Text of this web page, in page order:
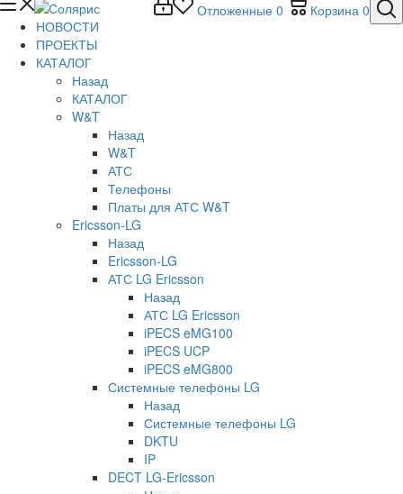
Отложенные 0 Корзина 0
НОВОСТИ
ПРОЕКТЫ
КАТАЛОГ
Назад
КАТАЛОГ
W&T
Назад
W&T
АТС
Телефоны
Платы для АТС W&T
Ericsson-LG
Назад
Ericsson-LG
АТС LG Ericsson
Назад
АТС LG Ericsson
iPECS eMG100
iPECS UCP
iPECS eMG800
Системные телефоны LG
Назад
Системные телефоны LG
DKTU
IP
DECT LG-Ericsson